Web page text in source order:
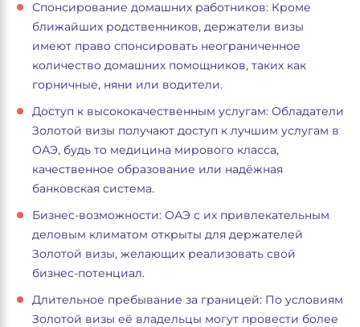
Спонсирование домашних работников: Кроме
ближайших родственников, держатели визы
имеют право спонсировать неограниченное
количество домашних помощников, таких как
горничные, няни или водители.
Доступ к высококачественным услугам: Обладатели
Золотой визы получают доступ к лучшим услугам в
ОАЭ, будь то медицина мирового класса,
качественное образование или надёжная
банковская система.
Бизнес-возможности: ОАЭ с их привлекательным
деловым климатом открыты для держателей
Золотой визы, желающих реализовать свой
бизнес-потенциал.
Длительное пребывание за границей: По условиям
Золотой визы её владельцы могут провести более